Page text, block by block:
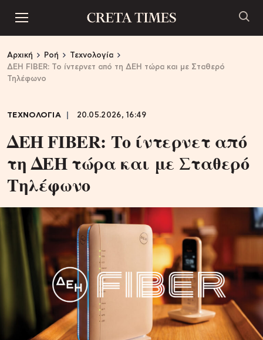
Αρχική Ροή
Τεχνολογία
ΔΕΗ FIBER: Το ίντερνετ από τη ΔΕΗ τώρα και με Σταθερό
Τηλέφωνο
ΤΕΧΝΟΛΟΓΙΑ 20.05.2026, 16:49
ΔΕΗ FIBER: Το ίντερνετ από
τη ΔΕΗ τώρα και με Σταθερό
Τηλέφωνο